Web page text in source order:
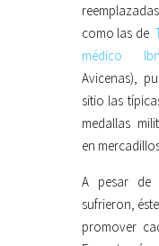
como las de
médico
Avicenas),
sitio las
medallas
en
A pesar de
sufrieron,
promover